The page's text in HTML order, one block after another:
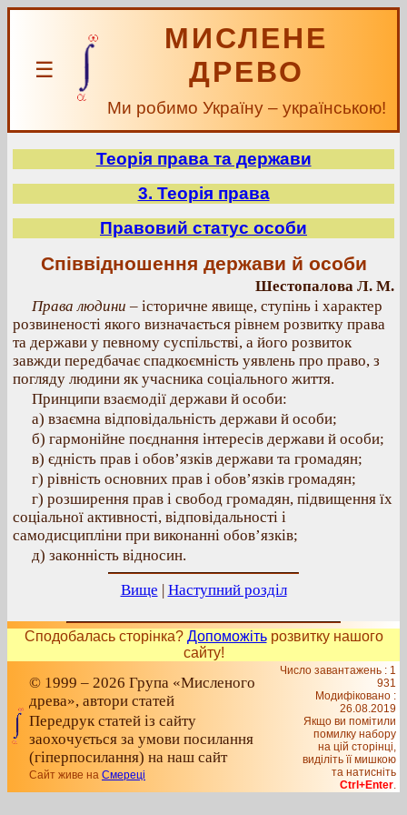
☰
МИСЛЕНЕ
ДРЕВО
Ми робимо Україну – українською!
Теорія права та держави
3. Теорія права
Правовий статус особи
Співвідношення держави й особи
Шестопалова Л. М.
Права людини – історичне явище, ступінь і характер
розвиненості якого визначається рівнем розвитку права
та держави у певному суспільстві, а його розвиток
завжди передбачає спадкоємність уявлень про право, з
погляду людини як учасника соціального життя.
Принципи взаємодії держави й особи:
а) взаємна відповідальність держави й особи;
б) гармонійне поєднання інтересів держави й особи;
в) єдність прав і обов’язків держави та громадян;
г) рівність основних прав і обов’язків громадян;
г) розширення прав і свобод громадян, підвищення їх
соціальної активності, відповідальності і
самодисципліни при виконанні обов’язків;
д) законність відносин.
Вище | Наступний розділ
Сподобалась сторінка? Допоможітьрозвитку нашого
сайту!
© 1999 – 2026 Група «Мисленого
древа», автори статей
Передрук статей із сайту
заохочується за умови посилання
(гіперпосилання) на наш сайт
Сайт живе на Смереці
Число завантажень : 1
931
Модифіковано :
26.08.2019
Якщо ви помітили
помилку набору
на цiй сторiнцi,
видiлiть її мишкою
та натисніть
Ctrl+Enter.